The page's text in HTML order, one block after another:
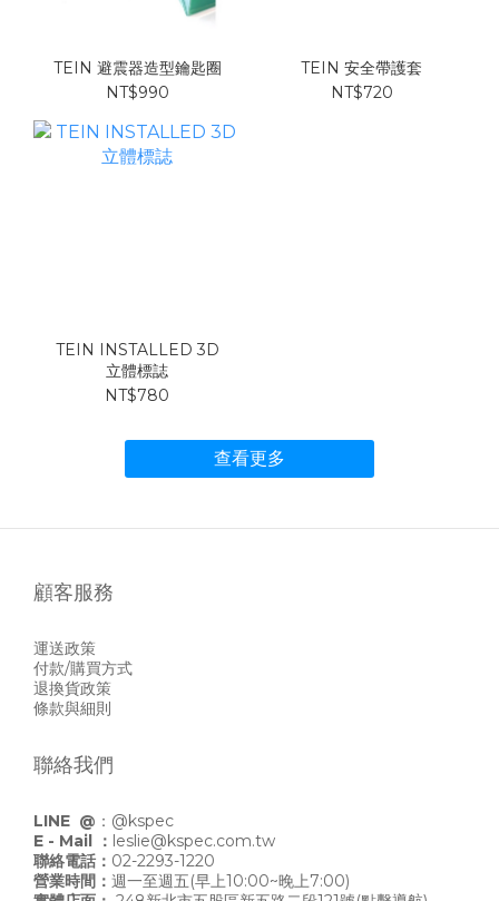
TEIN 避震器造型鑰匙圈
NT$990
TEIN 安全帶護套
NT$720
TEIN INSTALLED 3D
立體標誌
NT$780
查看更多
顧客服務
運送政策
付款/購買方式
退換貨政策
條款與細則
聯絡我們
LINE @ ： @kspec
E - Mail ： leslie@kspec.com.tw
聯絡電話： 02-2293-1220
營業時間： 週一至週五(早上10:00~晚上7:00)